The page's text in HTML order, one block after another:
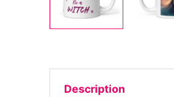
Description